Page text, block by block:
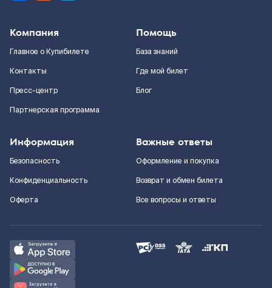
Компания
Главное о Купибилете
Контакты
Пресс-центр
Партнерская программа
Помощь
База знаний
Где мой билет
Блог
Информация
Безопасность
Конфиденциальность
Оферта
Важные ответы
Оформление и покупка
Возврат и обмен билета
Все вопросы и ответы